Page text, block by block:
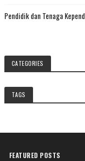
Pendidik dan Tenaga
CATEGORIES
TAGS
FEATURED POSTS